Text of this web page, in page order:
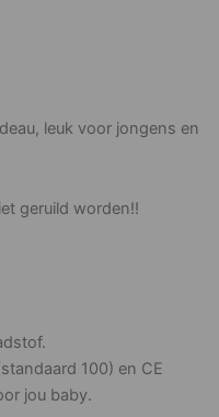
leuk voor jongens en
geruild worden!!
100) en CE
jou baby.